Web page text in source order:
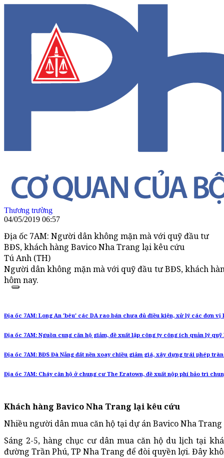
Thương trường
04/05/2019 06:57
Địa ốc 7AM: Người dân không mặn mà với quỹ đầu tư
BĐS, khách hàng Bavico Nha Trang lại kêu cứu
Tú Anh (TH)
Người dân không mặn mà với quỹ đầu tư BĐS, khách
hôm nay.
Địa ốc 7AM: Long An 'bêu' các DA rao bán chưa đủ điều kiện, xử lý các đơn vị
Địa ốc 7AM: Nguồn cung căn hộ giảm, đề xuất lập công ty công ích quản lý
Địa ốc 7AM: BĐS Đà Nẵng đất nền xoay chiều giảm giá, xây dựng trái phép
Địa ốc 7AM: Cháy căn hộ ở chung cư The Eratown, đề xuất nộp phí bảo trì
Khách hàng Bavico Nha Trang lại kêu cứu
Nhiều người dân mua căn hộ tại dự án Bavico Nha
Sáng 2-5, hàng chục cư dân mua căn hộ du lịch tại
đường Trần Phú, TP Nha Trang để đòi quyền lợi. Đây